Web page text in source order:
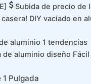
Subida de precio de
DIY vaciado en
aluminio 1 tendencias
aluminio diseño
Pulgada